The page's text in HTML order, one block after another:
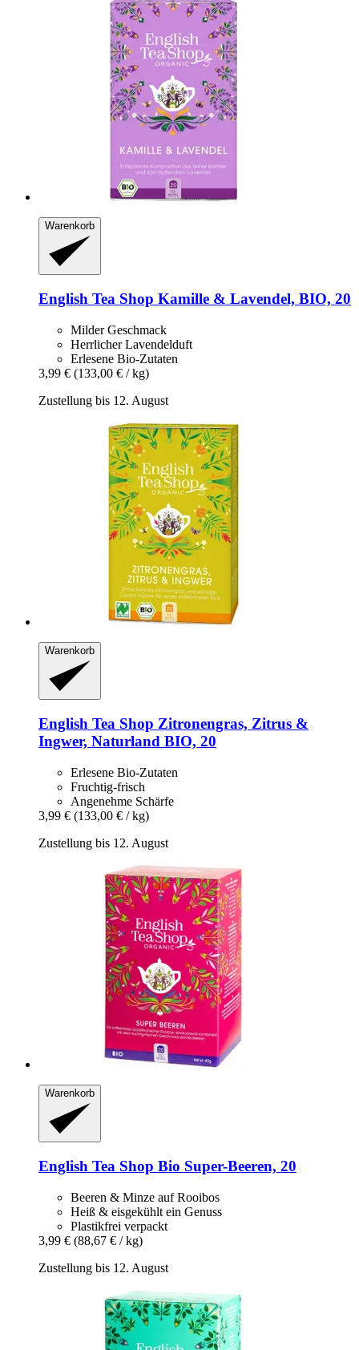
Warenkorb
English Tea Shop Kamille & Lavendel, BIO, 20
Milder Geschmack
Herrlicher Lavendelduft
Erlesene Bio-Zutaten
3,99 € (133,00 € / kg)
Zustellung bis 12. August
Warenkorb
English Tea Shop Zitronengras, Zitrus &
Ingwer, Naturland BIO, 20
Erlesene Bio-Zutaten
Fruchtig-frisch
Angenehme Schärfe
3,99 € (133,00 € / kg)
Zustellung bis 12. August
Warenkorb
English Tea Shop Bio Super-​Beeren, 20
Beeren & Minze auf Rooibos
Heiß & eisgekühlt ein Genuss
Plastikfrei verpackt
3,99 € (88,67 € / kg)
Zustellung bis 12. August